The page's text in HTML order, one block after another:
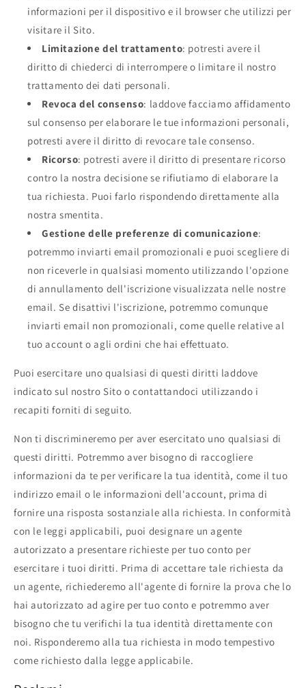
informazioni per il dispositivo e il browser che utilizzi per
visitare il Sito.
Limitazione del trattamento: potresti avere il
diritto di chiederci di interrompere o limitare il nostro
trattamento dei dati personali.
Revoca del consenso: laddove facciamo affidamento
sul consenso per elaborare le tue informazioni personali,
potresti avere il diritto di revocare tale consenso.
Ricorso: potresti avere il diritto di presentare ricorso
contro la nostra decisione se rifiutiamo di elaborare la
tua richiesta. Puoi farlo rispondendo direttamente alla
nostra smentita.
Gestione delle preferenze di comunicazione:
potremmo inviarti email promozionali e puoi scegliere di
non riceverle in qualsiasi momento utilizzando l'opzione
di annullamento dell'iscrizione visualizzata nelle nostre
email. Se disattivi l'iscrizione, potremmo comunque
inviarti email non promozionali, come quelle relative al
tuo account o agli ordini che hai effettuato.
Puoi esercitare uno qualsiasi di questi diritti laddove
indicato sul nostro Sito o contattandoci utilizzando i
recapiti forniti di seguito.
Non ti discrimineremo per aver esercitato uno qualsiasi di
questi diritti. Potremmo aver bisogno di raccogliere
informazioni da te per verificare la tua identità, come il tuo
indirizzo email o le informazioni dell'account, prima di
fornire una risposta sostanziale alla richiesta. In conformità
con le leggi applicabili, puoi designare un agente
autorizzato a presentare richieste per tuo conto per
esercitare i tuoi diritti. Prima di accettare tale richiesta da
un agente, richiederemo all'agente di fornire la prova che lo
hai autorizzato ad agire per tuo conto e potremmo aver
bisogno che tu verifichi la tua identità direttamente con
noi. Risponderemo alla tua richiesta in modo tempestivo
come richiesto dalla legge applicabile.